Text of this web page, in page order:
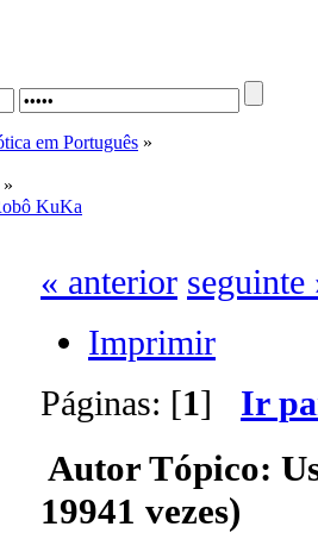
em Português »
»
KuKa
« anterior seguinte
Imprimir
Páginas: [1] Ir
AutorTópico:
19941 vezes)